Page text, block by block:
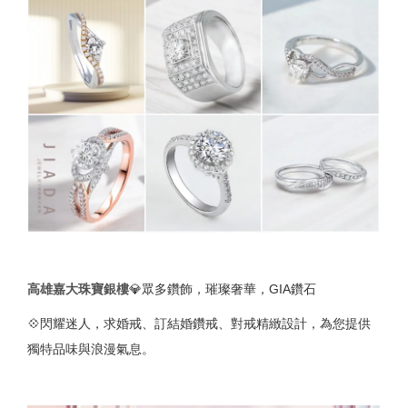
高雄嘉大珠寶銀樓💎眾多鑽飾，璀璨奢華，GIA鑽石
💠閃耀迷人，求婚戒、訂結婚鑽戒、對戒精緻設計，為您提供
獨特品味與浪漫氣息。